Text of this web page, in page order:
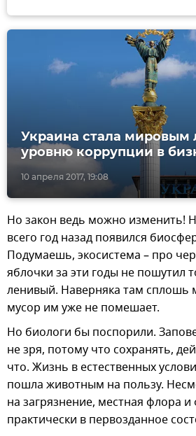
10 апреля 2017, 19:08
Украина стала мировым
уровню коррупции в
Но закон ведь можно изменить!
всего год назад появился
Подумаешь, экосистема – про
яблочки за эти годы не пошутил
ленивый. Наверняка там сплошь
мусор им уже не помешает.
Но биологи бы поспорили.
не зря, потому что сохранять,
что. Жизнь в естественных
пошла животным на пользу.
на загрязнение, местная флора
практически в первозданное